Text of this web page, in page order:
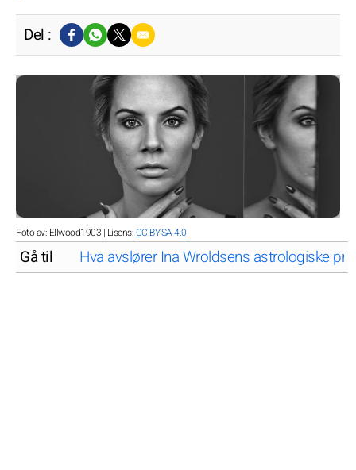
Del :
Foto av: Ellwood1903 | Lisens:CC BY-SA 4.0
Gå til Hva avslører Ina Wroldsens astrologiske